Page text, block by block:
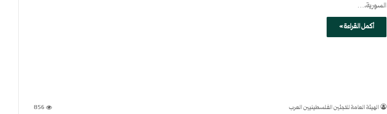
السورية،…
أكمل القراءة »
الهيئة العامة للاجئين الفلسطينيين العرب 856